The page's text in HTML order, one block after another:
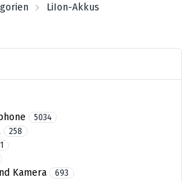
LiIon-Akkus
5034
258
Kamera 693